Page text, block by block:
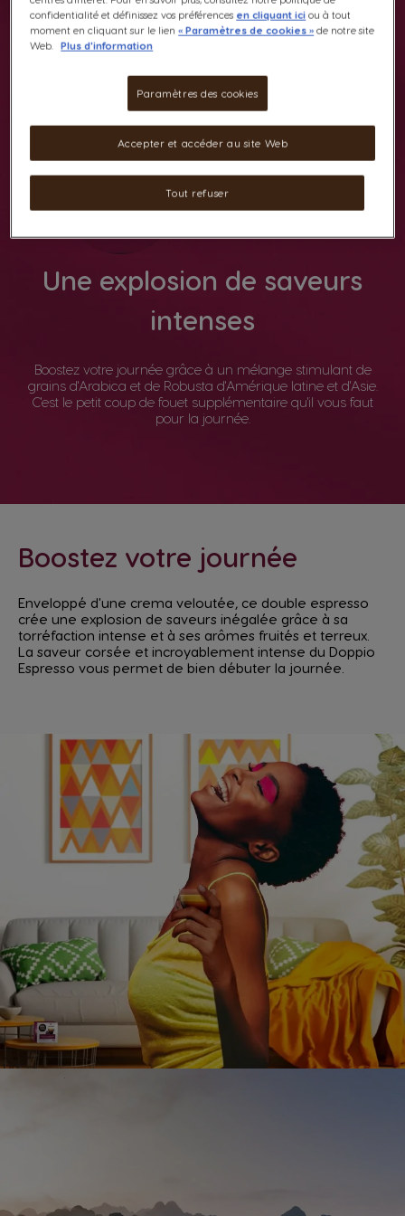
Une explosion de saveurs
intenses
Boostez votre journée grâce à un mélange stimulant de
grains d'Arabica et de Robusta d'Amérique latine et d'Asie.
C'est le petit coup de fouet supplémentaire qu'il vous faut
pour la journée.
Boostez votre journée
Enveloppé d'une crema veloutée, ce double espresso
crée une explosion de saveurs inégalée grâce à sa
torréfaction intense et à ses arômes fruités et terreux.
La saveur corsée et incroyablement intense du Doppio
Espresso vous permet de bien débuter la journée.
confidentialité et définissez vos préférences en cliquant ici ou à tout
moment en cliquant sur le lien« Paramètres de cookies » de notre site
Web.
Plus d'information
Paramètres des cookies
Tout refuser
Accepter et accéder au site Web